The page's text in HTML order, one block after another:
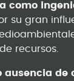
como
su gran
recursos.
ausencia de